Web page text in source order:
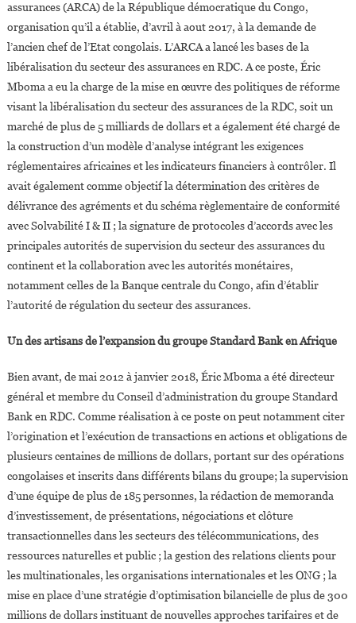
assurances (ARCA) de la République démocratique du Congo,
organisation qu’il a établie, d’avril à aout 2017, à la demande de
l’ancien chef de l’Etat congolais. L’ARCA a lancé les bases de la
libéralisation du secteur des assurances en RDC. A ce poste, Éric
Mboma a eu la charge de la mise en œuvre des politiques de réforme
visant la libéralisation du secteur des assurances de la RDC, soit un
marché de plus de 5 milliards de dollars et a également été chargé de
la construction d’un modèle d’analyse intégrant les exigences
réglementaires africaines et les indicateurs financiers à contrôler. Il
avait également comme objectif la détermination des critères de
délivrance des agréments et du schéma règlementaire de conformité
avec Solvabilité I & II ; la signature de protocoles d’accords avec les
principales autorités de supervision du secteur des assurances du
continent et la collaboration avec les autorités monétaires,
notamment celles de la Banque centrale du Congo, afin d’établir
l’autorité de régulation du secteur des assurances.
Un des artisans de l’expansion du groupe Standard Bank en Afrique
Bien avant, de mai 2012 à janvier 2018, Éric Mboma a été directeur
général et membre du Conseil d’administration du groupe Standard
Bank en RDC. Comme réalisation à ce poste on peut notamment citer
l’origination et l’exécution de transactions en actions et obligations de
plusieurs centaines de millions de dollars, portant sur des opérations
congolaises et inscrits dans différents bilans du groupe; la supervision
d’une équipe de plus de 185 personnes, la rédaction de memoranda
d’investissement, de présentations, négociations et clôture
transactionnelles dans les secteurs des télécommunications, des
ressources naturelles et public ; la gestion des relations clients pour
les multinationales, les organisations internationales et les ONG ; la
mise en place d’une stratégie d’optimisation bilancielle de plus de 300
millions de dollars instituant de nouvelles approches tarifaires et de